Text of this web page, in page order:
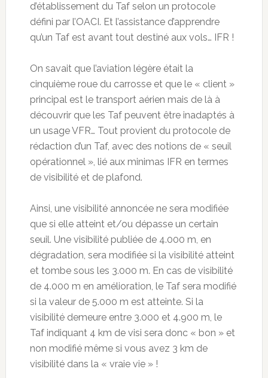
d’établissement du Taf selon un protocole
défini par l’OACI. Et l’assistance d’apprendre
qu’un Taf est avant tout destiné aux vols… IFR !
On savait que l’aviation légère était la
cinquième roue du carrosse et que le « client »
principal est le transport aérien mais de là à
découvrir que les Taf peuvent être inadaptés à
un usage VFR… Tout provient du protocole de
rédaction d’un Taf, avec des notions de « seuil
opérationnel », lié aux minimas IFR en termes
de visibilité et de plafond.
Ainsi, une visibilité annoncée ne sera modifiée
que si elle atteint et/ou dépasse un certain
seuil. Une visibilité publiée de 4.000 m, en
dégradation, sera modifiée si la visibilité atteint
et tombe sous les 3.000 m. En cas de visibilité
de 4.000 m en amélioration, le Taf sera modifié
si la valeur de 5.000 m est atteinte. Si la
visibilité demeure entre 3.000 et 4.900 m, le
Taf indiquant 4 km de visi sera donc « bon » et
non modifié même si vous avez 3 km de
visibilité dans la « vraie vie » !